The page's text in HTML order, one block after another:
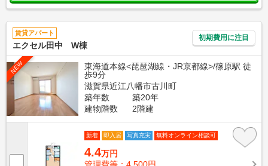
賃貸アパート
エクセル田中 W棟
初期費用に注目
NEW
東海道本線<琵琶湖線・JR京都線>/篠原駅 徒
歩9分
滋賀県近江八幡市古川町
築年数
築20年
建物階数
2階建
新着 即入居 写真充実 無料オンライン相談可
4.4万円